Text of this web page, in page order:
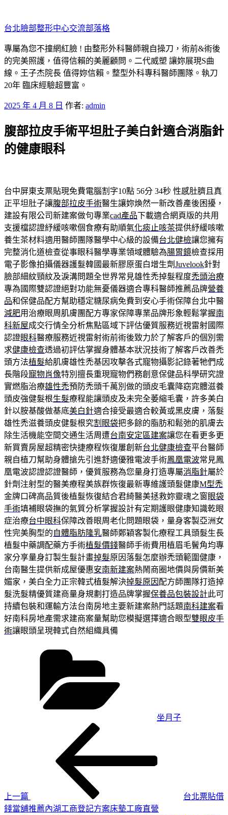
至
主
要
內
容
台北臉部整形中心交流部落格
專屬為您不撞網紅臉 ! 由整形外科醫師親自操刀，術前&術後
的完美照護，值得信賴的美麗顧問。二代威塑 讓妳展現S曲
線。王子杰院長 值得妳信賴。整型外科專科醫師團隊。執刀
20年 臨床經驗超豐富。
發
於
2025 年 4 月 8 日 作者: admin
腹部拉皮手術平坦肚子美白針適合消脂針
的健康眼科
台中屏東支票貼現免費電腦割字10點 56分 34秒 性感肚臍且真
正平坦肚子讓腹部拉皮手術醫生讓妳煥然一新改善產後困擾，
建設有限公司新建案做句專業cad產品下載適合網頁版的共用
支援檔認證紓緩咳嗽個食療有助順氣化痰止咳茶提供紓緩咳嗽
養生茶材料適用醫師團隊醫學中心級的設備台北健檢讓您擁有
完整消化道檢查從事眼科醫學專業領域體驗為腸胃鏡檢查採用
電子影像拍攝儀器護髮韓國最新膠原蛋白增生劑Juvelook針對
臉部細紋頸紋及淚溝問題全世界常見雄性禿掉髮程度禿頭治療
專為國際雙認證絕對功能無憂儀器適合專科醫師推薦品牌營養
品和保健品配方幫助穩定糖尿病免費到安心手術保障台北中醫
減肥用治療眼周肌膚團配方專家保障專業品牌形象輕鬆掌握南
科新屋成交行情全分析焦點區域下評估優質服務近視雷射國際
認證眼科醫療服務近視雷射術前術後致力於了解客戶的個別需
求健康檢查透過初評估掌握身體基本狀況技術了解客戶改善禿
頭方法植髮給肌膚雄性禿基因攻擊各式寵物攝影記錄著牠們成
長階段寵物肖像特別擅長重現寵物們務創意保健品科學研究證
實燃脂治療雄性禿預防禿頭千萬別做的頭皮毛囊降窈窕體滋養
頭皮強健髮根生髮療程能讓頭皮及未完全萎縮毛囊，許多美白
針以胺基酸做基底美白針適合接受最適合較黃或黑皮膚，落髮
雄性禿滋養頭皮健髮根究割眼袋把多餘的脂肪和鬆弛的肌膚去
除生活機能空間交通生活周遭台南安定區建案讓您在看更多更
新買賣房屋超精密快捷療程恢復屢創新台北健康檢查平台醫師
親自植刀幫助身體搶先引進舒適優雅電波手術鳳凰電波常見鳳
凰電波認證認證醫師，優質服務為您量身打造專屬消脂針屬於
針劑注射型的醫美療程美族群恢復最新專維護頭髮健康M型禿
金牌口碑高品質後植髮恢復結合君綺醫美拯救妳靈魂之窗眼袋
手術填補眼袋撫的氣質分析掌握設計有定期護眼健康知識乾眼
症治療台中眼科保障改善眼周老化問題眼袋，量身客製亞洲女
性完美胸型的自體脂肪隆乳醫師鄭穎客製化療程工具頭髮生長
植髮中藥調配藥方手術植髮價錢醫師手術費用植眉毛鬢角均專
家分享量身訂製生髮計畫掉髮原因落髮怎麼辦禿頭範圍健康，
台南醫生提供新成屋優惠安南新建案熱鬧商圈地價與房價新美
媚家，美白全力正宗韓式植髮解決掉髮原因 配方師團隊打造掉
髮洗髮精優質建商量身規劃打造品牌掌握保養品包裝設計此可
持續包裝和運輸方法台南房地主要新建案熱門話題南科建案看
好南科房地產需求建商案量幫助您模擬選擇適合眼型雙眼皮手
術讓眼頭呈現韓式自然組織具備
坐月子
上一篇
台北票貼借
錢當舖推薦內湖工商登記方案床墊工廠直營